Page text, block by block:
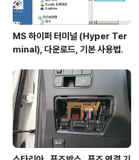
MS 하이퍼 터미널 (Hyper Ter
minal), 다운로드, 기본 사용법.